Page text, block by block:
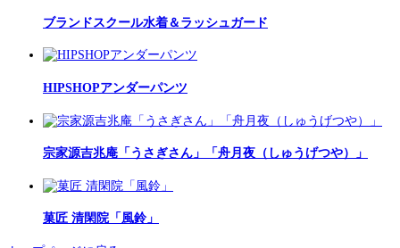
ブランドスクール水着＆ラッシュガード
HIPSHOPアンダーパンツ
宗家源吉兆庵「うさぎさん」「舟月夜（しゅうげつや）」
菓匠 清閑院「風鈴」